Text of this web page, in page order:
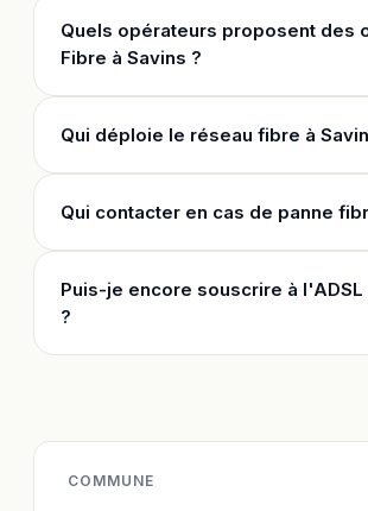
Quels opérateurs proposent des
Fibre à Savins ?
Qui déploie le réseau fibre à
Qui contacter en cas de panne
Puis-je encore souscrire à l'ADSL
?
COMMUNE